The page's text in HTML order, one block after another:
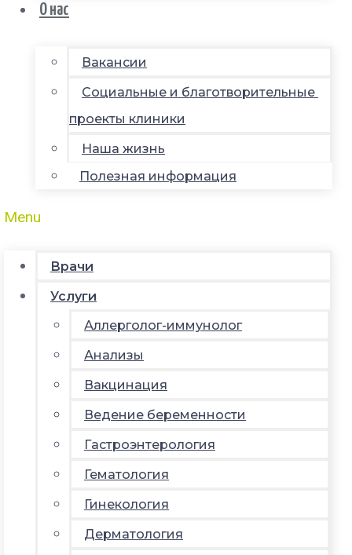
О нас
Вакансии
Социальные и благотворительные
проекты клиники
Наша жизнь
Полезная информация
Menu
Врачи
Услуги
Аллерголог-иммунолог
Анализы
Вакцинация
Ведение беременности
Гастроэнтерология
Гематология
Гинекология
Дерматология